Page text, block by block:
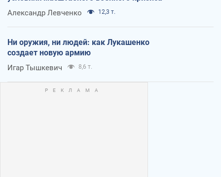
Александр Левченко 12,3 т.
Ни оружия, ни людей: как Лукашенко
создает новую армию
Игар Тышкевич 8,6 т.